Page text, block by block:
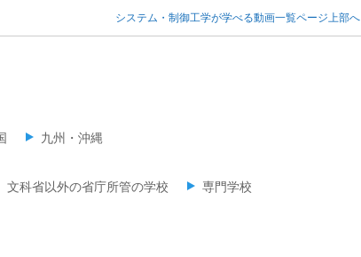
システム・制御工学が学べる動画一覧ページ上部へ
九州・沖縄
文科省以外の省庁所管の学校
専門学校